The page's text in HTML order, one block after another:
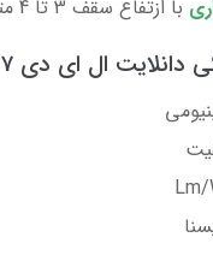
با ازتفاع سقف 3 تا 4 متر
ال ای دی 7 وات ویسنا